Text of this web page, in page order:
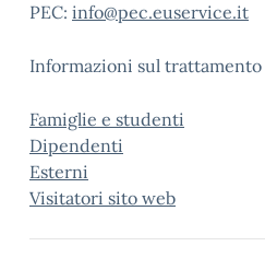
PEC: info@pec.euservice.it
Informazioni sul
Famiglie e studenti
Dipendenti
Esterni
Visitatori sito web